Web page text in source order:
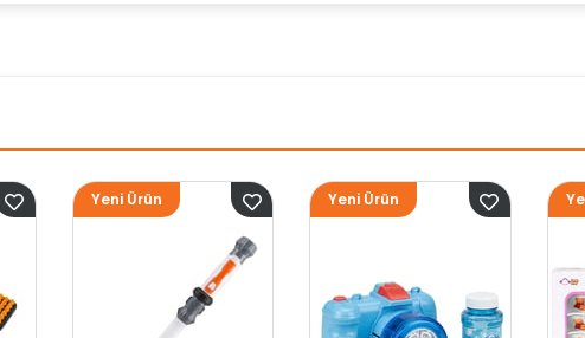
Yeni Ürün Yeni Ürün